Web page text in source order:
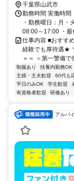
通費全額支給＊
千葉県山武市
勤務時間 実働時間
・勤務曜日：月・
08:00～17:00 ・
仕事内容 ■おすす
経験でも厚待遇★
＝＝ ＜第一警備
制服あり 扶養内勤務OK
主婦・主夫歓迎
60代も
平日のみOK
学生歓迎
有資格者歓迎
研修あり
アルバ